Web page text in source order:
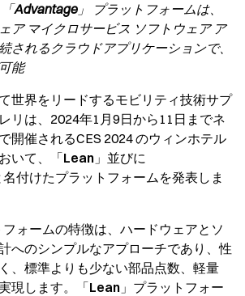
Advantage」 プラットフォームは、
ア マイクロサービス ソフトウェア ア
されるクラウドアプリケーションで、
能
世界をリードするモビリティ技術サプ
リは、2024年1月9日から11日までネ
開催されるCES 2024 のウィンホテル
いて、「Lean 」並びに
名付けたプラットフォームを発表しま
フォームの特徴は、ハードウェアとソ
へのシンプルなアプローチであり、性
、標準よりも少ない部品点数、軽量
現します。「Lean 」プラットフォー